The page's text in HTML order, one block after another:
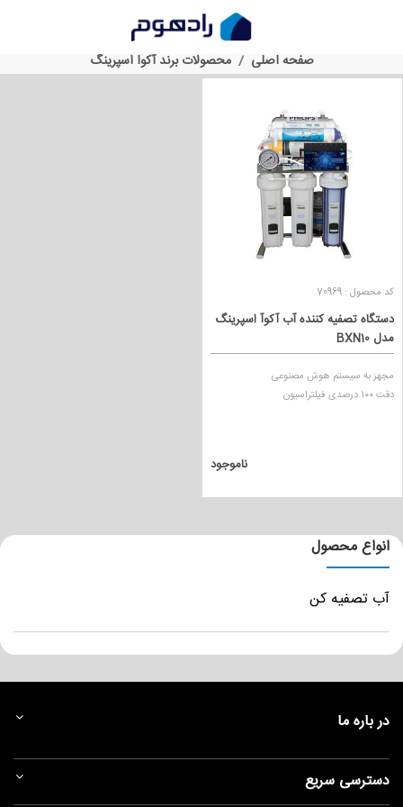
محصولات برند آکوا اسپرینگ
صفحه اصلی
محصولات برند آکوا اسپرینگ
کد محصول : 70969
دستگاه تصفیه کننده آب آکوآ اسپرینگ
مدل BXN10
مجهز به سیستم هوش مصنوعی
دقت ۱۰۰ درصدی فیلتراسیون
ناموجود
انواع محصول
آب تصفیه کن
در باره ما
دسترسی سریع